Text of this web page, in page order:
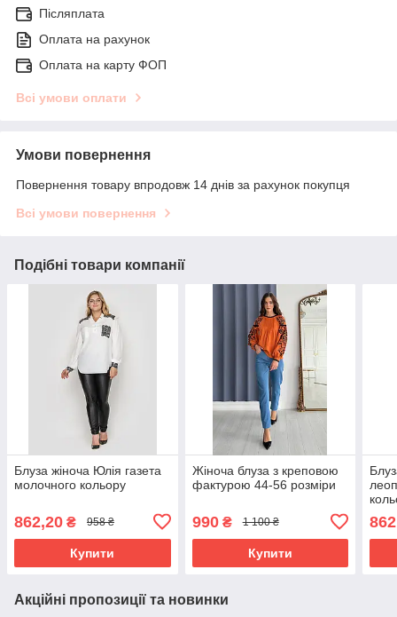
Післяплата
Оплата на рахунок
Оплата на карту ФОП
Всі умови оплати
Умови повернення
Повернення товару впродовж 14 днів за рахунок покупця
Всі умови повернення
Подібні товари компанії
Блуза жіноча Юлія газета
молочного кольору
862,20 ₴ 958 ₴
Купити
Жіноча блуза з креповою
фактурою 44-56 розміри
990₴ 1 100 ₴
Купити
Акційні пропозиції та новинки